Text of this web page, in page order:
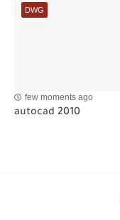
DWG
few moments ago
autocad 2010